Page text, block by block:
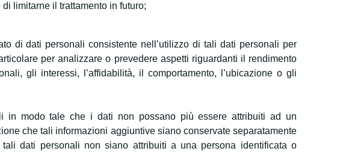
limitarne il trattamento in futuro;
di dati personali consistente nell’utilizzo di tali dati personali per
per analizzare o prevedere aspetti riguardanti il rendimento
gli interessi, l’affidabilità, il comportamento, l’ubicazione o gli
in modo tale che i dati non possano più essere attribuiti ad un
che tali informazioni aggiuntive siano conservate separatamente
dati personali non siano attribuiti a una persona identificata o